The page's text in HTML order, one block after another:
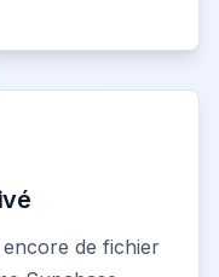
de fichier